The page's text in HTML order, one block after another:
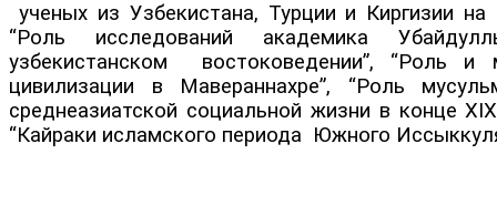
ученых из Узбекистана, Турции и Киргизии
“Роль исследований академика
узбекистанском востоковедении”, “Роль и
цивилизации в Мавераннахре”, “Роль
среднеазиатской социальной жизни в конце
“Кайраки исламского периода Южного